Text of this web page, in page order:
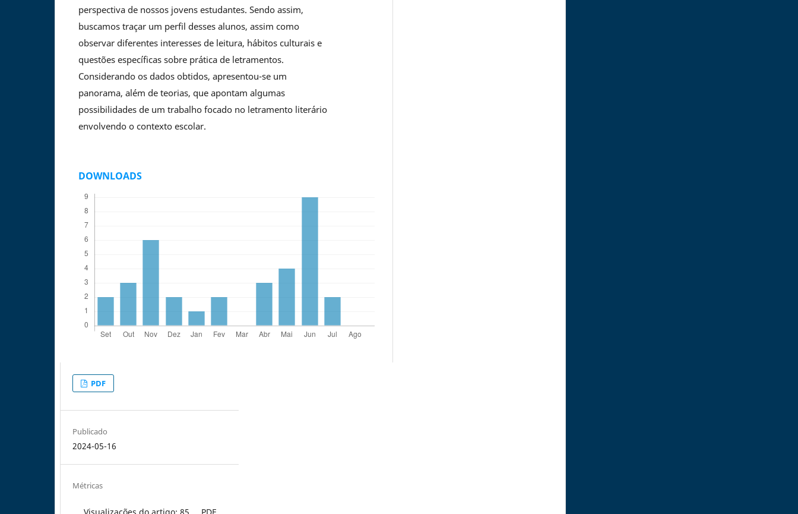
perspectiva de nossos jovens estudantes. Sendo assim,
buscamos traçar um perfil desses alunos, assim como
observar diferentes interesses de leitura, hábitos culturais e
questões específicas sobre prática de letramentos.
Considerando os dados obtidos, apresentou-se um
panorama, além de teorias, que apontam algumas
possibilidades de um trabalho focado no letramento literário
envolvendo o contexto escolar.
DOWNLOADS
PDF
Publicado
2024-05-16
Métricas